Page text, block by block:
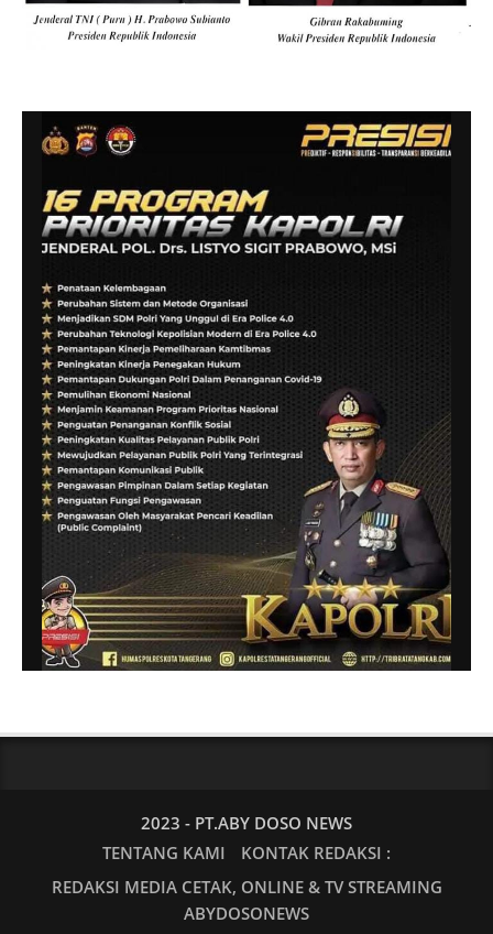
2023 - PT.ABY DOSO NEWS
TENTANG KAMI
KONTAK REDAKSI :
REDAKSI MEDIA CETAK, ONLINE & TV STREAMING
ABYDOSONEWS